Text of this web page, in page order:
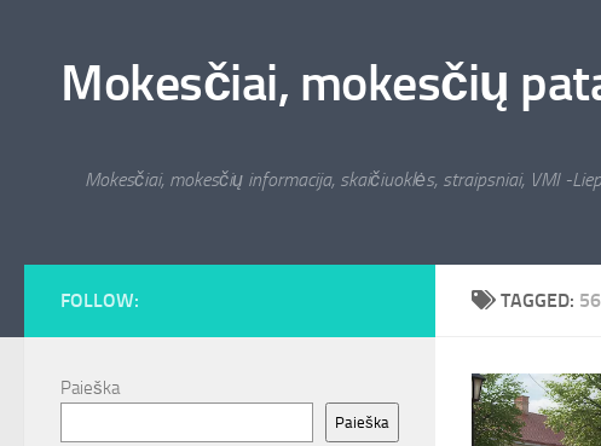
Mokesčiai, mokesčių
Mokesčiai, mokesčių informacija, skaičiuoklės, straipsniai, VMI -
TAGGED:
FOLLOW:
Paieška
Paieška